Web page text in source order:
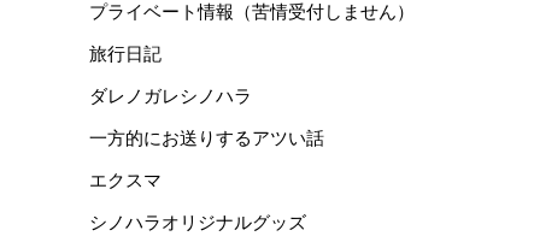
プライベート情報（苦情受付しません）
旅行日記
ダレノガレシノハラ
一方的にお送りするアツい話
エクスマ
シノハラオリジナルグッズ